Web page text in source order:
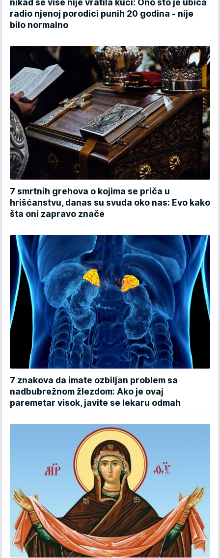
nikad se više nije vratila kući: Ono što je ubica
radio njenoj porodici punih 20 godina - nije
bilo normalno
7 smrtnih grehova o kojima se priča u
hrišćanstvu, danas su svuda oko nas: Evo kako
šta oni zapravo znače
7 znakova da imate ozbiljan problem sa
nadbubrežnom žlezdom: Ako je ovaj
paremetar visok, javite se lekaru odmah